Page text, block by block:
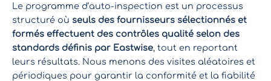
Le programme d’auto-inspection est un processus
structuré où seuls des fournisseurs sélectionnés et
formés effectuent des contrôles qualité selon des
standards définis par Eastwise, tout en reportant
leurs résultats. Nous menons des visites aléatoires et
périodiques pour garantir la conformité et la fiabilité